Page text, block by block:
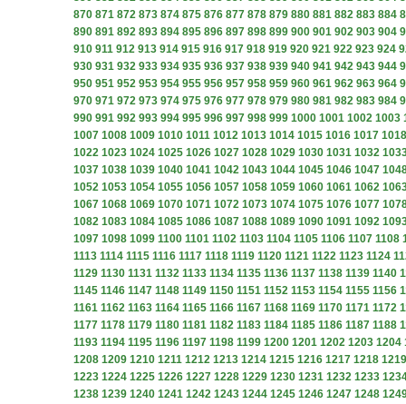
870 871 872 873 874 875 876 877 878 879 880 881 882 883 884
890 891 892 893 894 895 896 897 898 899 900 901 902 903 904
910 911 912 913 914 915 916 917 918 919 920 921 922 923 924
930 931 932 933 934 935 936 937 938 939 940 941 942 943 944
950 951 952 953 954 955 956 957 958 959 960 961 962 963 964
970 971 972 973 974 975 976 977 978 979 980 981 982 983 984
990 991 992 993 994 995 996 997 998 999 1000 1001 1002 1003
1007 1008 1009 1010 1011 1012 1013 1014 1015 1016 1017 1018
1022 1023 1024 1025 1026 1027 1028 1029 1030 1031 1032
1037 1038 1039 1040 1041 1042 1043 1044 1045 1046 1047
1052 1053 1054 1055 1056 1057 1058 1059 1060 1061 1062
1067 1068 1069 1070 1071 1072 1073 1074 1075 1076 1077
1082 1083 1084 1085 1086 1087 1088 1089 1090 1091 1092
1097 1098 1099 1100 1101 1102 1103 1104 1105 1106 1107 1108
1113 1114 1115 1116 1117 1118 1119 1120 1121 1122 1123 1124
1129 1130 1131 1132 1133 1134 1135 1136 1137 1138 1139 1140
1145 1146 1147 1148 1149 1150 1151 1152 1153 1154 1155 1156
1161 1162 1163 1164 1165 1166 1167 1168 1169 1170 1171 1172
1177 1178 1179 1180 1181 1182 1183 1184 1185 1186 1187 1188
1193 1194 1195 1196 1197 1198 1199 1200 1201 1202 1203 1204
1208 1209 1210 1211 1212 1213 1214 1215 1216 1217 1218 1219
1223 1224 1225 1226 1227 1228 1229 1230 1231 1232 1233
1238 1239 1240 1241 1242 1243 1244 1245 1246 1247 1248